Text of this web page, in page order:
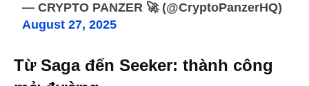
— CRYPTO PANZER 🚀 (@CryptoPanzerHQ)
August 27, 2025
Từ Saga đến Seeker: thành công